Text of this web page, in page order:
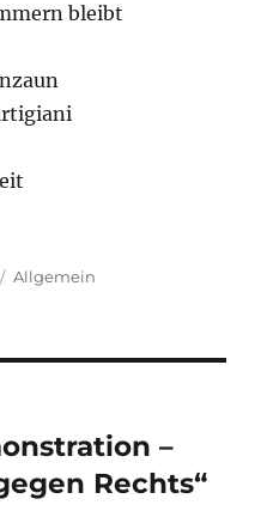
bleibt
Kategorien
Allgemein
–
Rechts“